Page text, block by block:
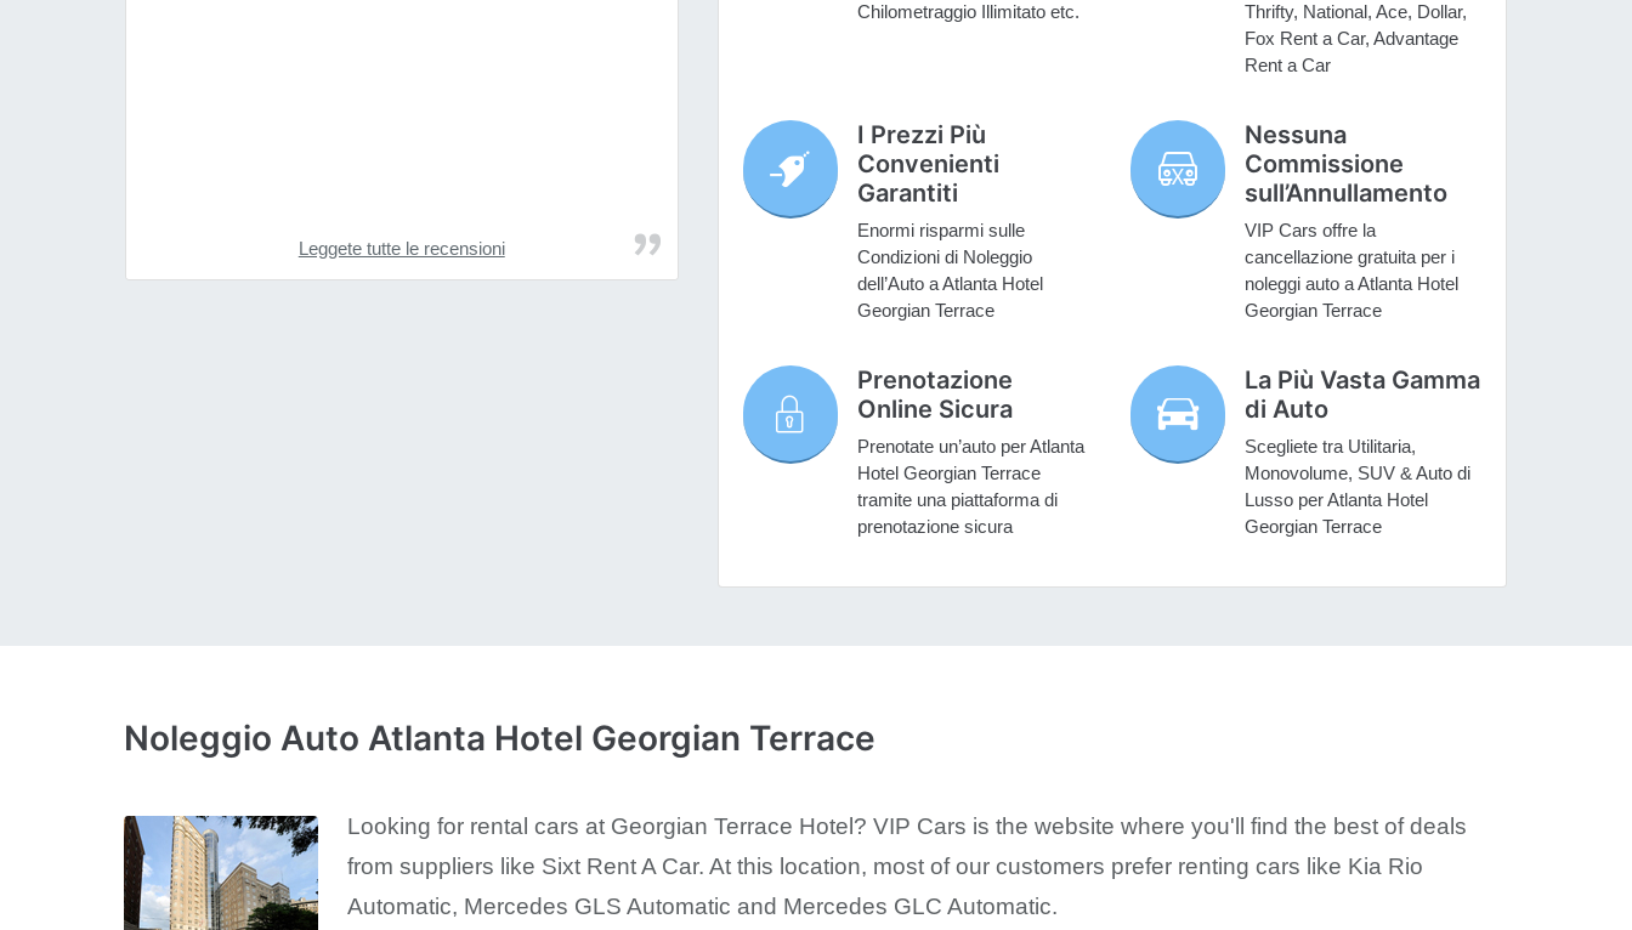
Leggete tutte le recensioni
Chilometraggio Illimitato etc.
Thrifty, National, Ace, Dollar,
Fox Rent a Car, Advantage
Rent a Car
I Prezzi Più
Convenienti
Garantiti
Enormi risparmi sulle
Condizioni di Noleggio
dell’Auto a Atlanta Hotel
Georgian Terrace
Nessuna
Commissione
sull’Annullamento
VIP Cars offre la
cancellazione gratuita per i
noleggi auto a Atlanta Hotel
Georgian Terrace
Prenotazione
Online Sicura
Prenotate un’auto per Atlanta
Hotel Georgian Terrace
tramite una piattaforma di
prenotazione sicura
La Più Vasta Gamma
di Auto
Scegliete tra Utilitaria,
Monovolume, SUV & Auto di
Lusso per Atlanta Hotel
Georgian Terrace
Noleggio Auto Atlanta Hotel Georgian Terrace
Looking for rental cars at Georgian Terrace Hotel? VIP Cars is the website where you'll find the best of deals
from suppliers like Sixt Rent A Car. At this location, most of our customers prefer renting cars like Kia Rio
Automatic, Mercedes GLS Automatic and Mercedes GLC Automatic.